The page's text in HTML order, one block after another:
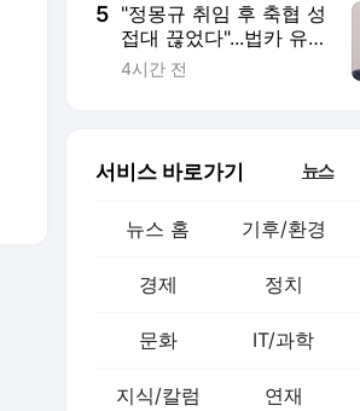
5 "정몽규 취임 후 축협 성
접대 끊었다"...법카 유흥
업소 사용 '전면 차단'
4시간 전
서비스 바로가기 뉴스
뉴스 홈 기후/환경
경제 정치
문화 IT/과학
지식/칼럼 연재